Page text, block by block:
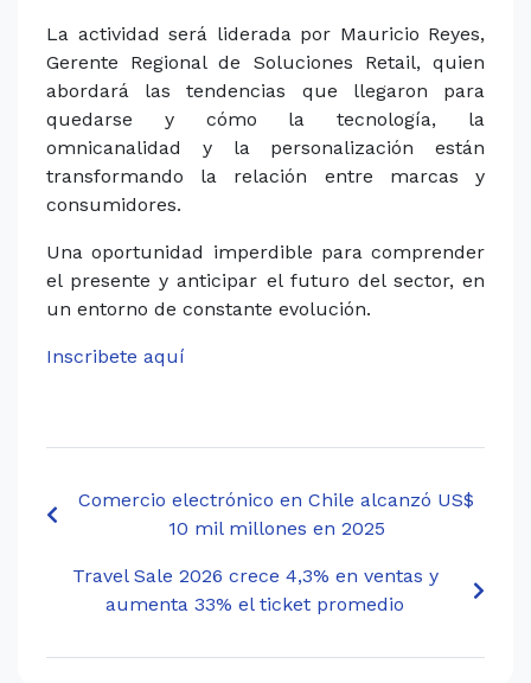
La actividad será liderada por Mauricio Reyes,
Gerente Regional de Soluciones Retail, quien
abordará las tendencias que llegaron para
quedarse y cómo la tecnología, la
omnicanalidad y la personalización están
transformando la relación entre marcas y
consumidores.
Una oportunidad imperdible para comprender
el presente y anticipar el futuro del sector, en
un entorno de constante evolución.
Inscribete aquí
Comercio electrónico en Chile alcanzó US$
10 mil millones en 2025
Travel Sale 2026 crece 4,3% en ventas y
aumenta 33% el ticket promedio